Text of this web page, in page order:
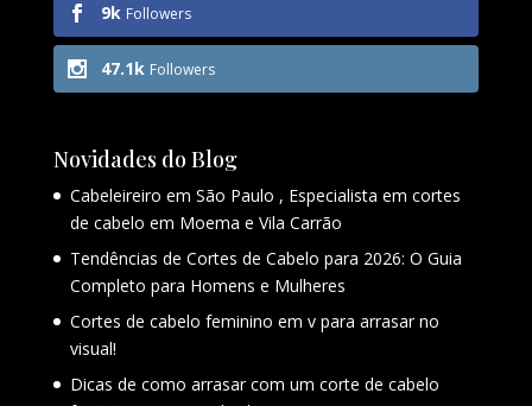
9k Followers
47.1k Followers
Novidades do Blog
Cabeleireiro em São Paulo , Especialista em cortes
de cabelo em Moema e Vila Carrão
Tendências de Cortes de Cabelo para 2026: O Guia
Completo para Homens e Mulheres
Cortes de cabelo feminino em v para arrasar no
visual!
Dicas de como arrasar com um corte de cabelo